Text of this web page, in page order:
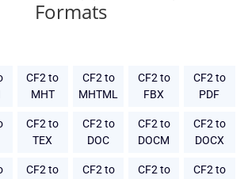
Formats
CF2 to
MHT
CF2 to
MHTML
CF2 to
FBX
CF2 to
PDF
CF2 to
TEX
CF2 to
DOC
CF2 to
DOCM
CF2 to
DOCX
CF2 to
CF2 to
CF2 to
CF2 to